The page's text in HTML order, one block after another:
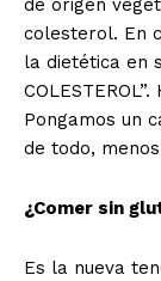
de origen
colesterol. En
la dietética en
Pongamos un
de todo,
¿Comer sin
Es la nueva